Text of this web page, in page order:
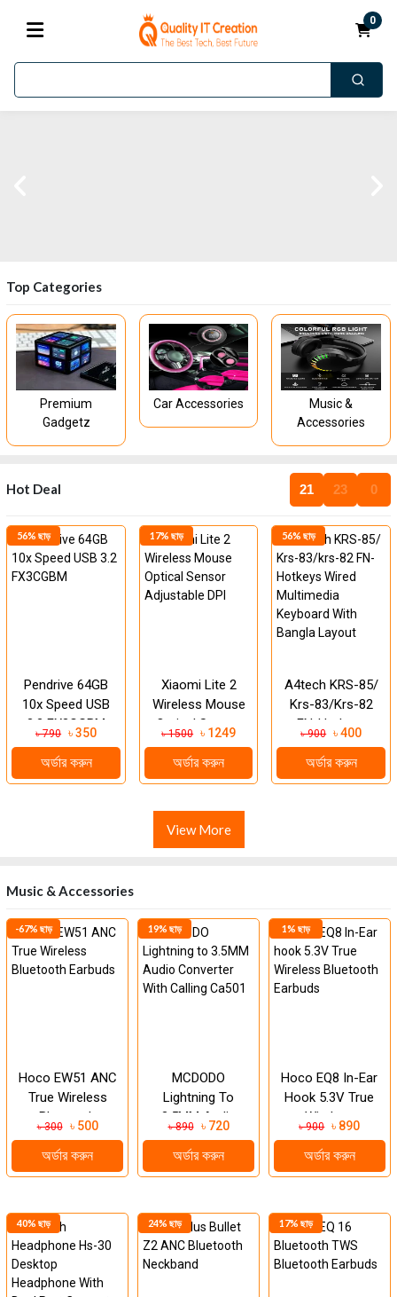
0
Top Categories
Premium
Gadgetz
Car Accessories
Music &
Accessories
Hot Deal 21 22 59
56% ছাড়
Pendrive 64GB
10x Speed USB
3.2 FX3CGBM
৳ 790 ৳ 350
অর্ডার করুন
17% ছাড়
Xiaomi Lite 2
Wireless Mouse
Optical Sensor
Adjustable DPI
৳ 1500 ৳ 1249
অর্ডার করুন
56% ছাড়
A4tech KRS-85/
Krs-83/krs-82
FN-Hotkeys
Wired Multimedia
Keyboard With
Bangla La...
৳ 900 ৳ 400
অর্ডার করুন
View More
Music & Accessories
-67% ছাড়
Hoco EW51 ANC
True Wireless
Bluetooth
Earbuds
৳ 300 ৳ 500
অর্ডার করুন
19% ছাড়
MCDODO
Lightning To
3.5MM Audio
Converter With
Calling Ca501
৳ 890 ৳ 720
অর্ডার করুন
1% ছাড়
Hoco EQ8 In-Ear
Hook 5.3V True
Wireless
Bluetooth
Earbuds
৳ 900 ৳ 890
অর্ডার করুন
40% ছাড় 24% ছাড় 17% ছাড়